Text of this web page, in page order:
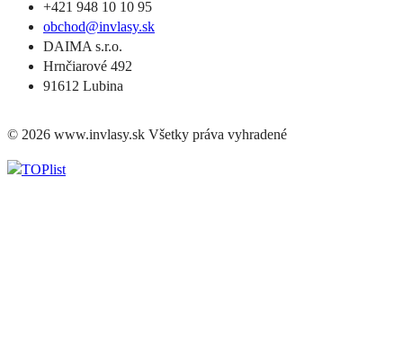
+421 948 10 10 95
obchod@invlasy.sk
DAIMA s.r.o.
Hrnčiarové 492
91612 Lubina
© 2026 www.invlasy.sk Všetky práva vyhradené